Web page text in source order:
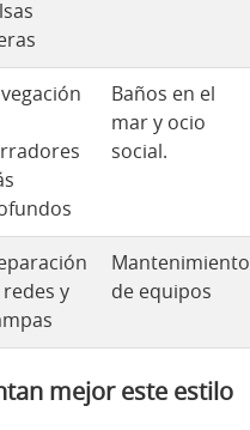
Baños en el
mar y ocio
social.
redes y
Mantenimiento
de equipos
mejor este estilo